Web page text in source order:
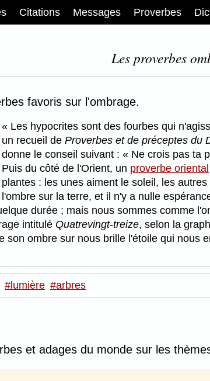
Citations Messages Proverbes
Les proverbes
favoris sur l'ombrage.
Les hypocrites sont des fourbes qui
un recueil de Proverbes et de préceptes du
donne le conseil suivant :
Ne crois pas ta
Puis du côté de l'Orient, un proverbe oriental
plantes : les unes aiment le soleil, les
l'ombre sur la terre, et il n'y a nulle
durée ; mais nous sommes comme
intitulé Quatrevingt-treize, selon la
son ombre sur nous brille l'étoile qui nous
#lumière #arbres
et adages du monde sur les